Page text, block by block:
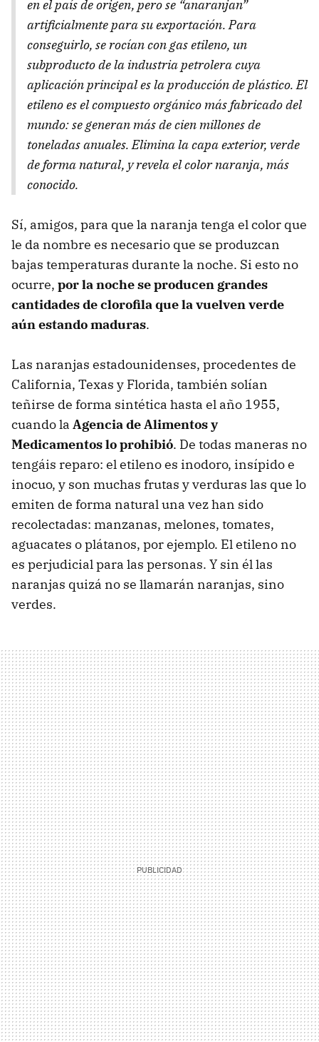
en el país de origen, pero se “anaranjan”
artificialmente para su exportación. Para
conseguirlo, se rocían con gas etileno, un
subproducto de la industria petrolera cuya
aplicación principal es la producción de plástico. El
etileno es el compuesto orgánico más fabricado del
mundo: se generan más de cien millones de
toneladas anuales. Elimina la capa exterior, verde
de forma natural, y revela el color naranja, más
conocido.
Sí, amigos, para que la naranja tenga el color que
le da nombre es necesario que se produzcan
bajas temperaturas durante la noche. Si esto no
ocurre, por la noche se producen grandes
cantidades de clorofila que la vuelven verde
aún estando maduras.
Las naranjas estadounidenses, procedentes de
California, Texas y Florida, también solían
teñirse de forma sintética hasta el año 1955,
cuando la Agencia de Alimentos y
Medicamentos lo prohibió. De todas maneras no
tengáis reparo: el etileno es inodoro, insípido e
inocuo, y son muchas frutas y verduras las que lo
emiten de forma natural una vez han sido
recolectadas: manzanas, melones, tomates,
aguacates o plátanos, por ejemplo. El etileno no
es perjudicial para las personas. Y sin él las
naranjas quizá no se llamarán naranjas, sino
verdes.